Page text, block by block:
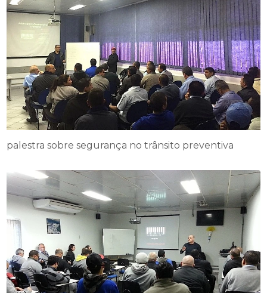
palestra sobre segurança no trânsito preventiva